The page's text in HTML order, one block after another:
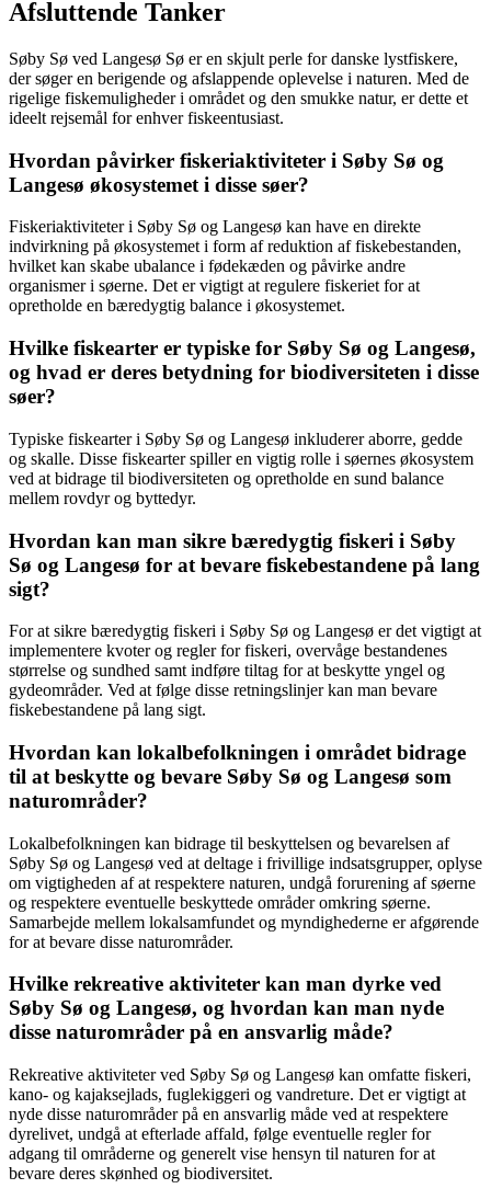
Afsluttende Tanker
Søby Sø ved Langesø Sø er en skjult perle for danske lystfiskere,
der søger en berigende og afslappende oplevelse i naturen. Med de
rigelige fiskemuligheder i området og den smukke natur, er dette et
ideelt rejsemål for enhver fiskeentusiast.
Hvordan påvirker fiskeriaktiviteter i Søby Sø og
Langesø økosystemet i disse søer?
Fiskeriaktiviteter i Søby Sø og Langesø kan have en direkte
indvirkning på økosystemet i form af reduktion af fiskebestanden,
hvilket kan skabe ubalance i fødekæden og påvirke andre
organismer i søerne. Det er vigtigt at regulere fiskeriet for at
opretholde en bæredygtig balance i økosystemet.
Hvilke fiskearter er typiske for Søby Sø og Langesø,
og hvad er deres betydning for biodiversiteten i disse
søer?
Typiske fiskearter i Søby Sø og Langesø inkluderer aborre, gedde
og skalle. Disse fiskearter spiller en vigtig rolle i søernes økosystem
ved at bidrage til biodiversiteten og opretholde en sund balance
mellem rovdyr og byttedyr.
Hvordan kan man sikre bæredygtig fiskeri i Søby
Sø og Langesø for at bevare fiskebestandene på lang
sigt?
For at sikre bæredygtig fiskeri i Søby Sø og Langesø er det vigtigt at
implementere kvoter og regler for fiskeri, overvåge bestandenes
størrelse og sundhed samt indføre tiltag for at beskytte yngel og
gydeområder. Ved at følge disse retningslinjer kan man bevare
fiskebestandene på lang sigt.
Hvordan kan lokalbefolkningen i området bidrage
til at beskytte og bevare Søby Sø og Langesø som
naturområder?
Lokalbefolkningen kan bidrage til beskyttelsen og bevarelsen af
Søby Sø og Langesø ved at deltage i frivillige indsatsgrupper, oplyse
om vigtigheden af at respektere naturen, undgå forurening af søerne
og respektere eventuelle beskyttede områder omkring søerne.
Samarbejde mellem lokalsamfundet og myndighederne er afgørende
for at bevare disse naturområder.
Hvilke rekreative aktiviteter kan man dyrke ved
Søby Sø og Langesø, og hvordan kan man nyde
disse naturområder på en ansvarlig måde?
Rekreative aktiviteter ved Søby Sø og Langesø kan omfatte fiskeri,
kano- og kajaksejlads, fuglekiggeri og vandreture. Det er vigtigt at
nyde disse naturområder på en ansvarlig måde ved at respektere
dyrelivet, undgå at efterlade affald, følge eventuelle regler for
adgang til områderne og generelt vise hensyn til naturen for at
bevare deres skønhed og biodiversitet.